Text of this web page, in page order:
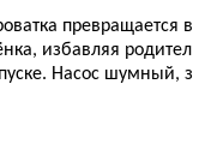
превращается в
избавляя родител
Насос шумный, з